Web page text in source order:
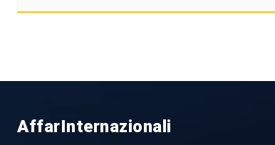
AffarInternazionali